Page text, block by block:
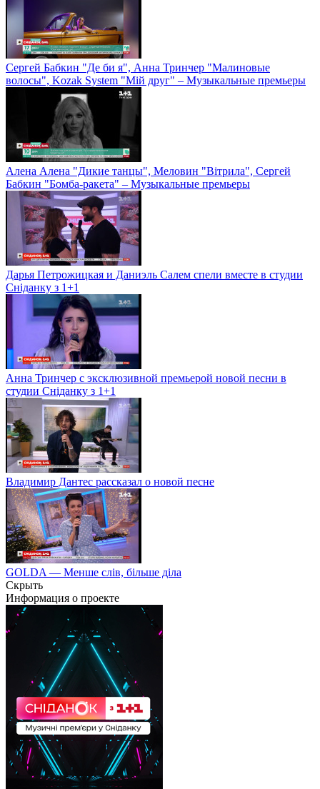
Сергей Бабкин "Де би я", Анна Тринчер "Малиновые
волосы", Kozak System "Мій друг" – Музыкальные премьеры
Алена Алена "Дикие танцы", Меловин "Вітрила", Сергей
Бабкин "Бомба-ракета" – Музыкальные премьеры
Дарья Петрожицкая и Даниэль Салем спели вместе в студии
Сніданку з 1+1
Анна Тринчер с эксклюзивной премьерой новой песни в
студии Сніданку з 1+1
Владимир Дантес рассказал о новой песне
GOLDA — Менше слів, більше діла
Скрыть
Информация о проекте